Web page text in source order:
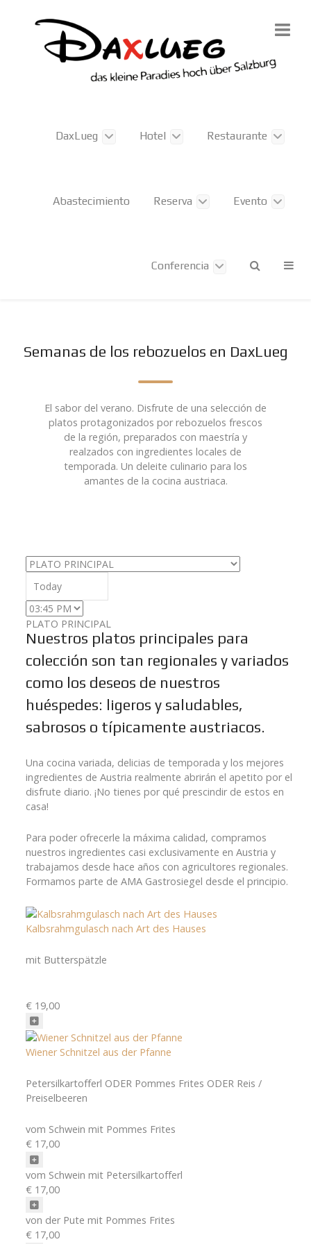
DaxLueg Hotel Restaurante
Abastecimiento Reserva Evento
Conferencia
Semanas de los rebozuelos en DaxLueg
El sabor del verano. Disfrute de una selección de
platos protagonizados por rebozuelos frescos
de la región, preparados con maestría y
realzados con ingredientes locales de
temporada. Un deleite culinario para los
amantes de la cocina austriaca.
Select menu
Time
PLATO PRINCIPAL
Nuestros platos principales para
colección son tan regionales y variados
como los deseos de nuestros
huéspedes: ligeros y saludables,
sabrosos o típicamente austriacos.
Una cocina variada, delicias de temporada y los mejores
ingredientes de Austria realmente abrirán el apetito por el
disfrute diario. ¡No tienes por qué prescindir de estos en
casa!
Para poder ofrecerle la máxima calidad, compramos
nuestros ingredientes casi exclusivamente en Austria y
trabajamos desde hace años con agricultores regionales.
Formamos parte de AMA Gastrosiegel desde el principio.
Kalbsrahmgulasch nach Art des Hauses
mit Butterspätzle
€ 19,00
Wiener Schnitzel aus der Pfanne
Petersilkartofferl ODER Pommes Frites ODER Reis /
Preiselbeeren
vom Schwein mit Pommes Frites
€ 17,00
vom Schwein mit Petersilkartofferl
€ 17,00
von der Pute mit Pommes Frites
€ 17,00